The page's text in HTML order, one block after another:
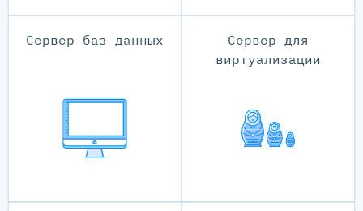
Сервер баз данных
Сервер для
виртуализации